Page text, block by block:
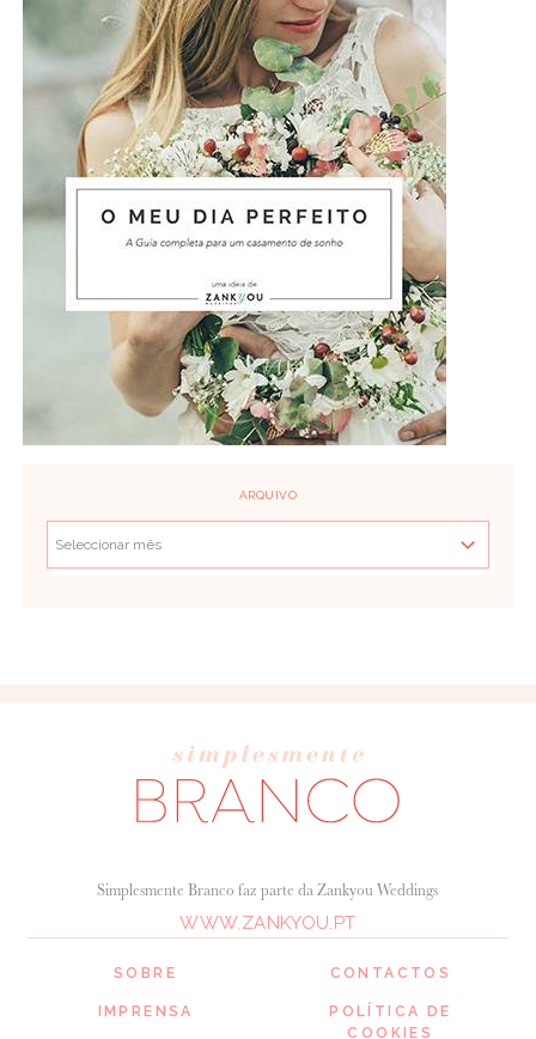
ARQUIVO
SOBRE
IMPRENSA
Simplesmente Branco faz parte da Zankyou Weddings
WWW.ZANKYOU.PT
CONTACTOS
POLÍTICA DE
COOKIES